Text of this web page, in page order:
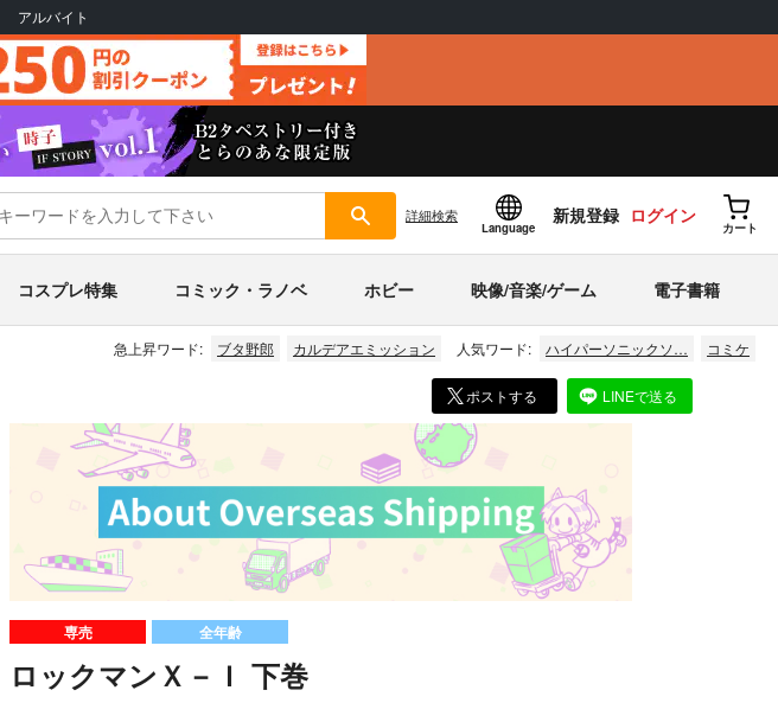
アルバイト
詳細検索
Language
新規登録 ログイン
カート
コスプレ特集 コミック・ラノベ ホビー 映像/音楽/ゲーム 電子書籍
急上昇ワード: ブタ野郎 カルデアエミッション 人気ワード: ハイパーソニックソ… コミケ
ポストする LINEで送る
専売 全年齢
ロックマンＸ－Ｉ 下巻